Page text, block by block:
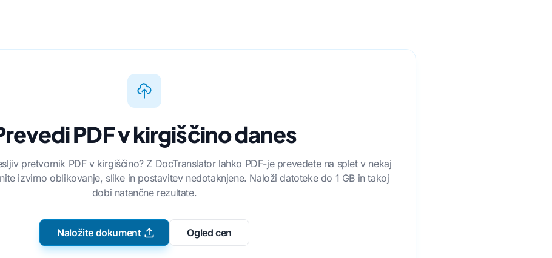
PDF v kirgiščino danes
pretvornik PDF v kirgiščino? Z DocTranslator lahko PDF-je prevedete na splet v nekaj
izvirno oblikovanje, slike in postavitev nedotaknjene. Naloži datoteke do 1 GB in takoj
dobi natančne rezultate.
Naložite dokument Ogled cen